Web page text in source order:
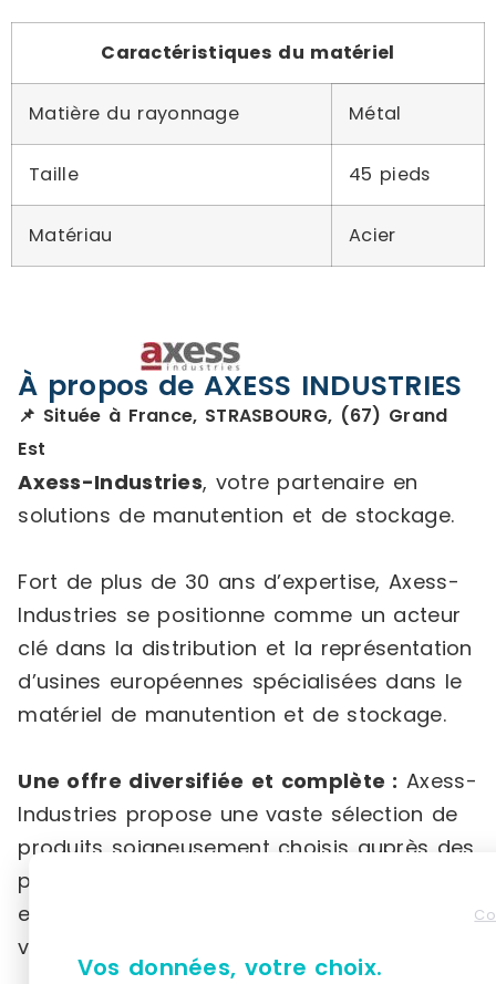
Caractéristiques du matériel
Matière du rayonnage Métal
Taille 45 pieds
Matériau Acier
À propos de AXESS INDUSTRIES
📌 Située à France, STRASBOURG, (67) Grand
Est
Axess-Industries, votre partenaire en
solutions de manutention et de stockage.
Fort de plus de 30 ans d’expertise, Axess-
Industries se positionne comme un acteur
clé dans la distribution et la représentation
d’usines européennes spécialisées dans le
matériel de manutention et de stockage.
Une offre diversifiée et complète : Axess-
Industries propose une vaste sélection de
produits soigneusement choisis auprès des
principaux fabricants français et
européens, répondant ainsi aux besoins
variés des professionnels.
Vos données, votre choix.